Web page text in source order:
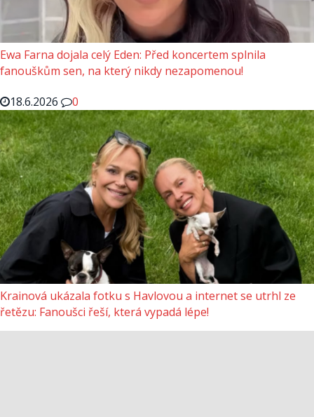
Ewa Farna dojala celý Eden: Před koncertem splnila
fanouškům sen, na který nikdy nezapomenou!
18.6.2026
0
Krainová ukázala fotku s Havlovou a internet se utrhl ze
řetězu: Fanoušci řeší, která vypadá lépe!